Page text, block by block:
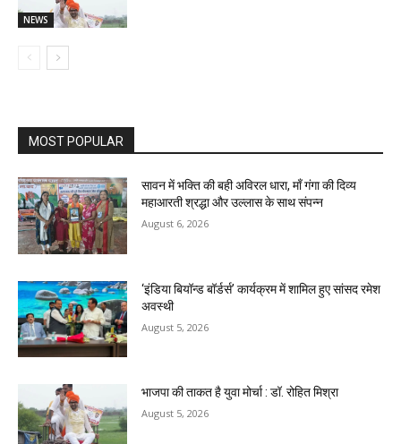
NEWS
MOST POPULAR
सावन में भक्ति की बही अविरल धारा, माँ गंगा की दिव्य
महाआरती श्रद्धा और उल्लास के साथ संपन्न
August 6, 2026
‘इंडिया बियॉन्ड बॉर्डर्स’ कार्यक्रम में शामिल हुए सांसद रमेश
अवस्थी
August 5, 2026
भाजपा की ताकत है युवा मोर्चा : डॉ. रोहित मिश्रा
August 5, 2026